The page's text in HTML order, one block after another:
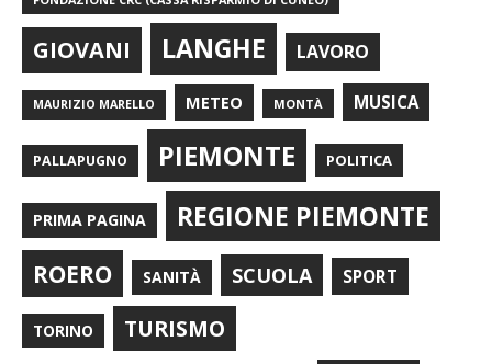
GIOVANI LANGHE LAVORO
MAURIZIO MARELLO METEO MONTÀ MUSICA
PALLAPUGNO PIEMONTE POLITICA
PRIMA PAGINA REGIONE PIEMONTE
ROERO SANITÀ SCUOLA SPORT
TORINO TURISMO